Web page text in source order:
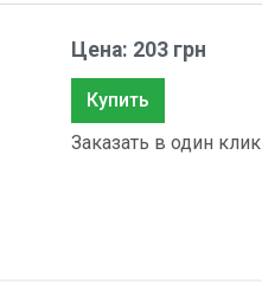
Цена: 203 грн
Купить
Заказать в один клик